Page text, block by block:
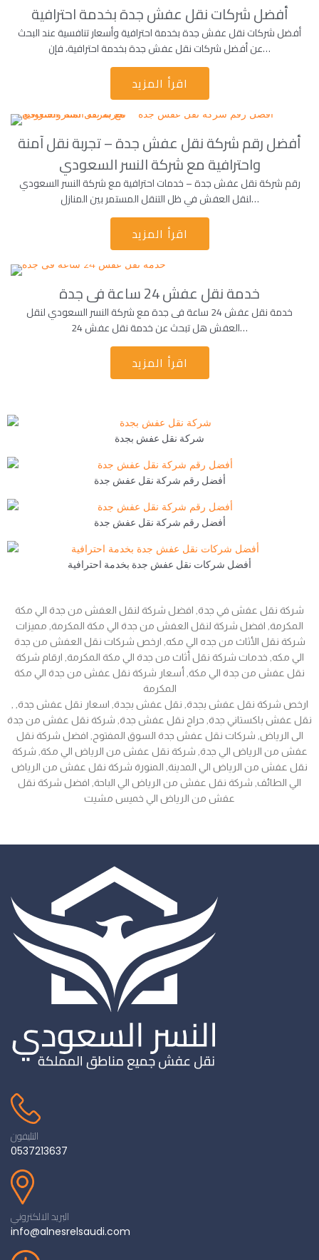
أفضل شركات نقل عفش جدة بخدمة احترافية
أفضل شركات نقل عفش جدة بخدمة احترافية وأسعار تنافسية عند البحث
عن أفضل شركات نقل عفش جدة بخدمة احترافية، فإن…
اقرأ المزيد
أفضل رقم شركة نقل عفش جدة – تجربة نقل آمنة
واحترافية مع شركة النسر السعودي
رقم شركة نقل عفش جدة – خدمات احترافية مع شركة النسر السعودي
لنقل العفش في ظل التنقل المستمر بين المنازل…
اقرأ المزيد
خدمة نقل عفش 24 ساعة فى جدة
خدمة نقل عفش 24 ساعة فى جدة مع شركة النسر السعودي لنقل
العفش هل تبحث عن خدمة نقل عفش 24…
اقرأ المزيد
شركة نقل عفش بجدة
أفضل رقم شركة نقل عفش جدة
أفضل رقم شركة نقل عفش جدة
أفضل شركات نقل عفش جدة بخدمة احترافية
شركة نقل عفش في جدة, افضل شركة لنقل العفش من جدة الي مكة
المكرمة, افضل شركة لنقل العفش من جدة الي مكة المكرمة, مميزات
شركة نقل الأثاث من جده الي مكه, ارخص شركات نقل العفش من جدة
الي مكه, خدمات شركة نقل أثاث من جدة الي مكة المكرمة, ارقام شركة
نقل عفش من جدة الي مكة, أسعار شركة نقل عفش من جدة الي مكة
المكرمة
نقل عفش باكستاني جدة, حراج نقل عفش جدة, شركة نقل عفش من جدة
الى الرياض, شركات نقل عفش جدة السوق المفتوح, افضل شركة نقل
عفش من الرياض الي جدة, شركة نقل عفش من الرياض الي مكة, شركة
نقل عفش من الرياض الي المدينة, المنورة شركة نقل عفش من الرياض
الي الطائف, شركة نقل عفش من الرياض الي الباحة, افضل شركة نقل
عفش من الرياض الي خميس مشيت
التليفون
0537213637
البريد الالكتروني
info@alnesrelsaudi.com